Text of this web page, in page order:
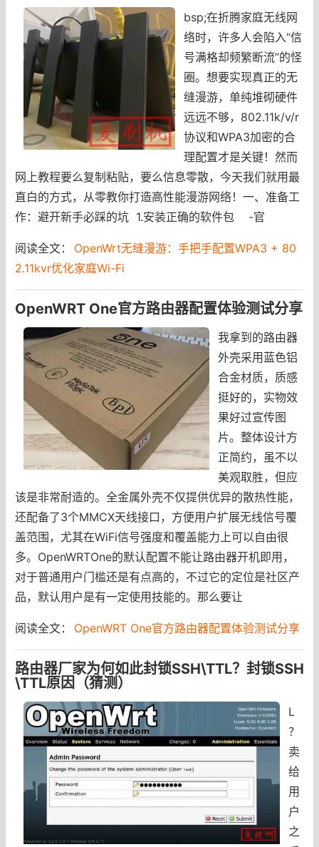
bsp;在折腾家庭无线网
络时，许多人会陷入“信
号满格却频繁断流”的怪
圈。想要实现真正的无
缝漫游，单纯堆砌硬件
远远不够，802.11k/v/r
协议和WPA3加密的合
理配置才是关键！然而
网上教程要么复制粘贴，要么信息零散，今天我们就用最
直白的方式，从零教你打造高性能漫游网络！一、准备工
作：避开新手必踩的坑 1.安装正确的软件包 -官
阅读全文：
OpenWrt无缝漫游：手把手配置WPA3 + 80
2.11kvr优化家庭Wi-Fi
OpenWRT One官方路由器配置体验测试分享
我拿到的路由器
外壳采用蓝色铝
合金材质，质感
挺好的，实物效
果好过宣传图
片。整体设计方
正简约，虽不以
美观取胜，但应
该是非常耐造的。全金属外壳不仅提供优异的散热性能，
还配备了3个MMCX天线接口，方便用户扩展无线信号覆
盖范围，尤其在WiFi信号强度和覆盖能力上可以自由很
多。OpenWRTOne的默认配置不能让路由器开机即用，
对于普通用户门槛还是有点高的，不过它的定位是社区产
品，默认用户是有一定使用技能的。那么要让
阅读全文： OpenWRT One官方路由器配置体验测试分享
路由器厂家为何如此封锁SSH\TTL？封锁SSH
\TTL原因（猜测）
L
？
卖
给
用
户
之